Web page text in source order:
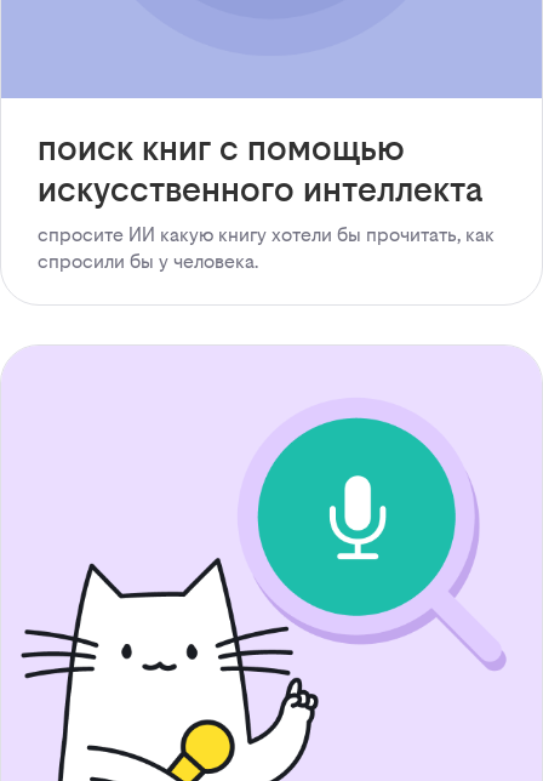
поиск книг с помощью
искусственного интеллекта
спросите ИИ какую книгу хотели бы прочитать, как
спросили бы у человека.